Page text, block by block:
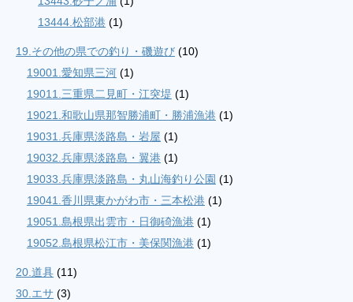
13444.松部港 (1)
19.その他の県での釣り・磯遊び (10)
19001.愛知県三河 (1)
19011.三重県二見町・江突堤 (1)
19021.和歌山県那智勝浦町・勝浦漁港 (1)
19031.兵庫県淡路島・岩屋 (1)
19032.兵庫県淡路島・翼港 (1)
19033.兵庫県淡路島・丸山海釣り公園 (1)
19041.香川県東かがわ市・三本松港 (1)
19051.島根県出雲市・日御碕漁港 (1)
19052.島根県松江市・美保関漁港 (1)
20.道具 (11)
30.エサ (3)